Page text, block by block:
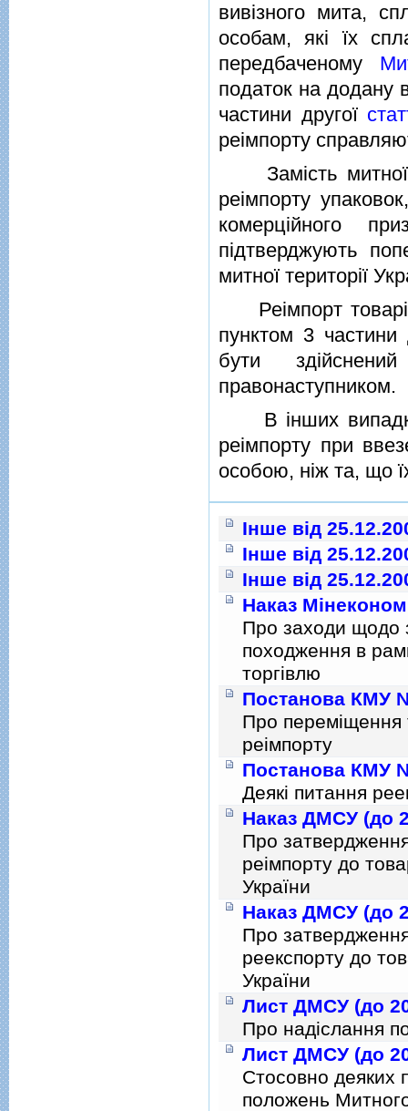
вивiзного мита,
особам, якi їх
передбаченому
податок на додану
частини другої
реiмпорту
Замiсть митної
реiмпорту
комерцiйного
пiдтверджують
митної територiї
Реiмпорт
пунктом 3 частини
бути
правонаступником.
В iнших
реiмпорту при
особою, нiж та, що
Інше від
Інше від
Інше від
Наказ
Про заходи щодо
походження в
торгiвлю
Постанова КМУ
Про перемiщення
реiмпорту
Постанова КМУ
Деякi питання
Наказ ДМСУ (до
Про
реiмпорту до
України
Наказ ДМСУ (до
Про
реекспорту до
України
Лист ДМСУ (до
Про надiслання
Лист ДМСУ (до
Стосовно деяких
положень